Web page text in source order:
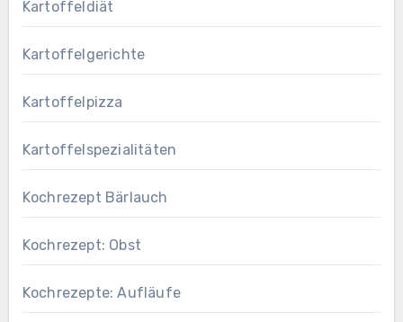
Kartoffeldiät
Kartoffelgerichte
Kartoffelpizza
Kartoffelspezialitäten
Kochrezept Bärlauch
Kochrezept: Obst
Kochrezepte: Aufläufe